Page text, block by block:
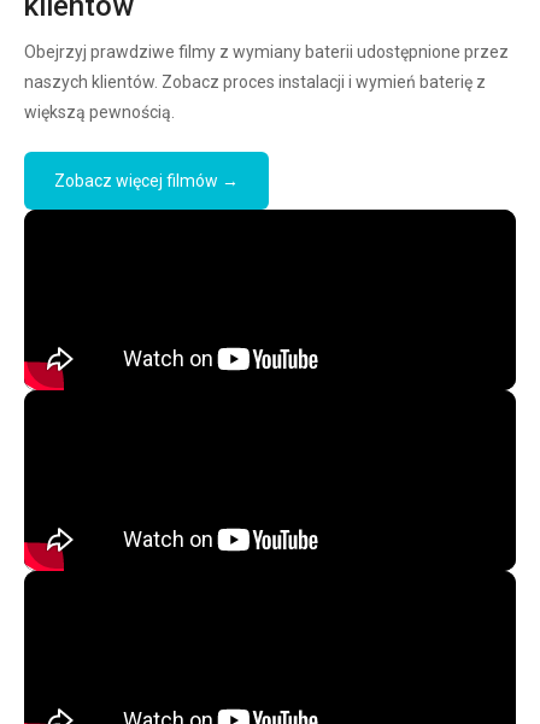
Obejrzyj prawdziwe filmy z wymiany baterii udostępnione przez
naszych klientów. Zobacz proces instalacji i wymień baterię z
większą pewnością.
Zobacz więcej filmów →